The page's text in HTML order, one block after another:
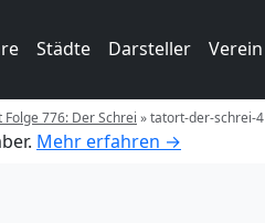
Städte Darsteller Verein
Folge 776: Der Schrei »tatort-der-schrei-4
Mehr erfahren →